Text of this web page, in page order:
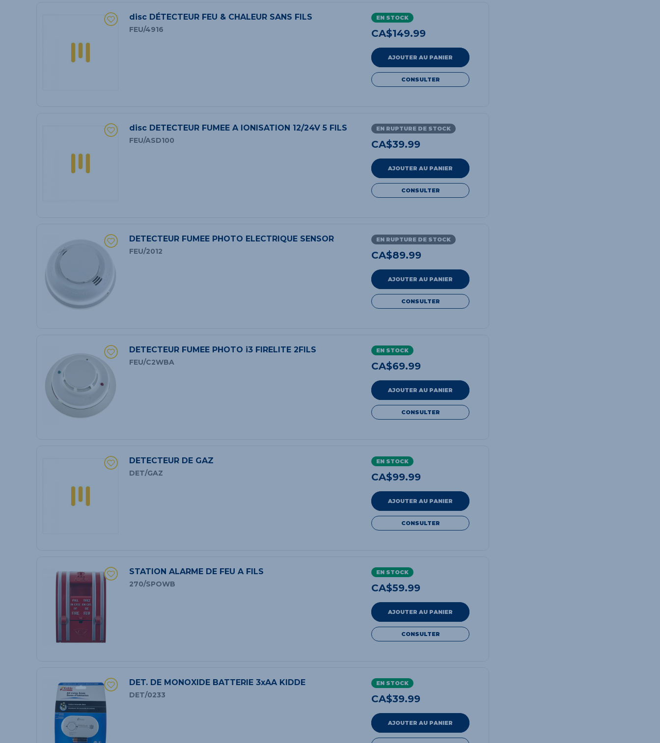
disc DÉTECTEUR FEU & CHALEUR SANS FILS
FEU/4916
EN STOCK
CA$149.99
AJOUTER AU PANIER
CONSULTER
disc DETECTEUR FUMEE A IONISATION 12/24V 5 FILS
FEU/ASD100
EN RUPTURE DE STOCK
CA$39.99
AJOUTER AU PANIER
CONSULTER
DETECTEUR FUMEE PHOTO ELECTRIQUE SENSOR
FEU/2012
EN RUPTURE DE STOCK
CA$89.99
AJOUTER AU PANIER
CONSULTER
DETECTEUR FUMEE PHOTO i3 FIRELITE 2FILS
FEU/C2WBA
EN STOCK
CA$69.99
AJOUTER AU PANIER
CONSULTER
DETECTEUR DE GAZ
DET/GAZ
EN STOCK
CA$99.99
AJOUTER AU PANIER
CONSULTER
STATION ALARME DE FEU A FILS
270/SPOWB
EN STOCK
CA$59.99
AJOUTER AU PANIER
CONSULTER
DET. DE MONOXIDE BATTERIE 3xAA KIDDE
DET/0233
EN STOCK
CA$39.99
AJOUTER AU PANIER